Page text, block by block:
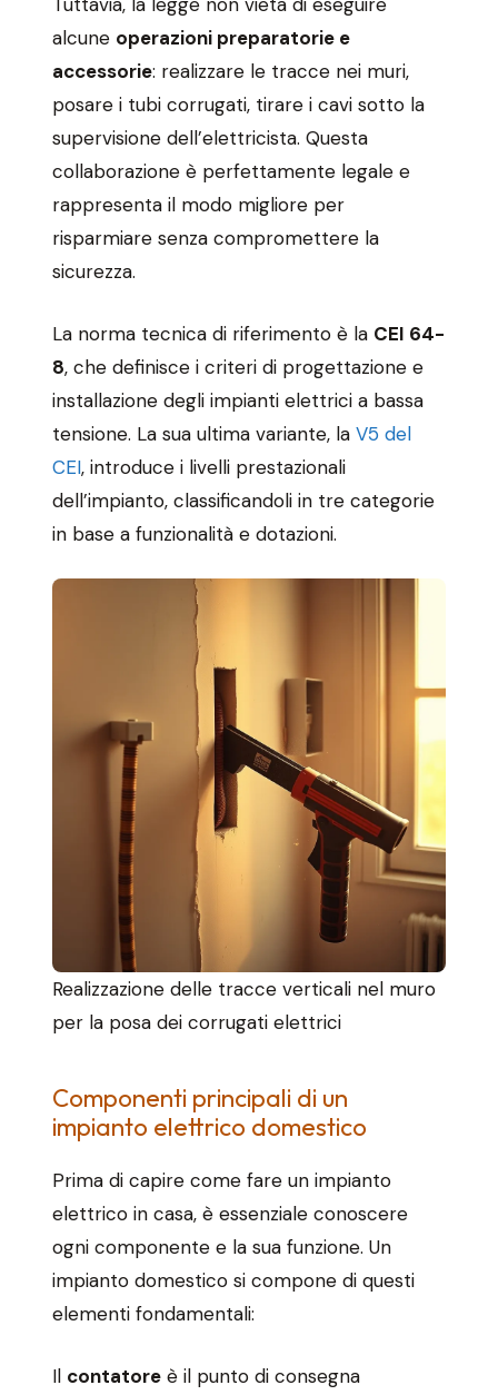
alcune operazioni preparatorie e
accessorie: realizzare le tracce nei muri,
posare i tubi corrugati, tirare i cavi sotto la
supervisione dell’elettricista. Questa
collaborazione è perfettamente legale e
rappresenta il modo migliore per
risparmiare senza compromettere la
sicurezza.
La norma tecnica di riferimento è la CEI 64-
8, che definisce i criteri di progettazione e
installazione degli impianti elettrici a bassa
tensione. La sua ultima variante, la V5 del
CEI, introduce i livelli prestazionali
dell’impianto, classificandoli in tre categorie
in base a funzionalità e dotazioni.
Realizzazione delle tracce verticali nel muro
per la posa dei corrugati elettrici
Componenti principali di un
impianto elettrico domestico
Prima di capire come fare un impianto
elettrico in casa, è essenziale conoscere
ogni componente e la sua funzione. Un
impianto domestico si compone di questi
elementi fondamentali:
Il contatore è il punto di consegna